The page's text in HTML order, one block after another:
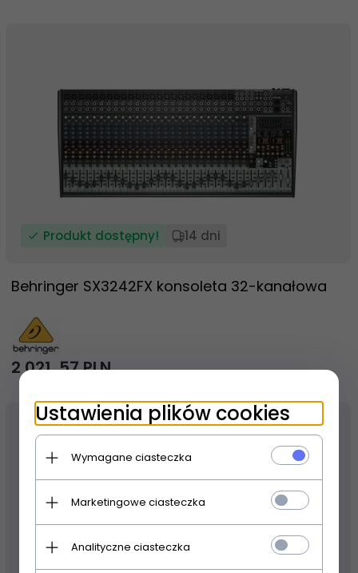
Produkt dostępny! 14 dni
Behringer SX3242FX konsoleta 32-kanałowa
2 021,57PLN
Ustawienia plików cookies
Wymagane ciasteczka
Marketingowe ciasteczka
Analityczne ciasteczka